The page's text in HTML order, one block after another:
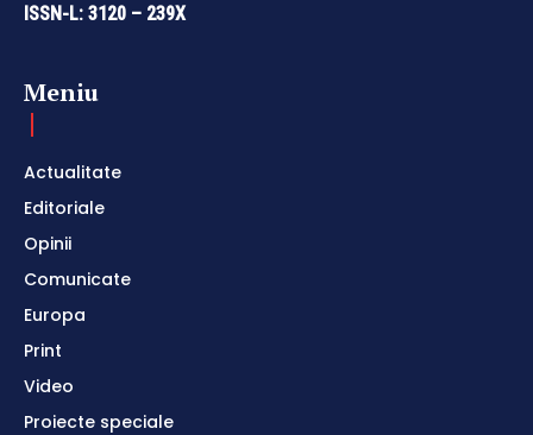
ISSN-L: 3120 – 239X
Meniu
Actualitate
Editoriale
Opinii
Comunicate
Europa
Print
Video
Proiecte speciale